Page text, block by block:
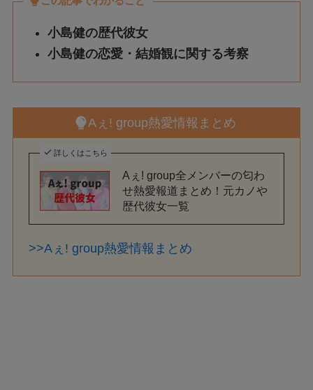
小島健の歴代彼女
小島健の恋愛・結婚観に関する考察
Aぇ! group熱愛情報まとめ
詳しくはこちら
Aぇ! group全メンバーの匂わ
せ熱愛報道まとめ！元カノや
歴代彼女一覧
>>Aぇ! group熱愛情報まとめ